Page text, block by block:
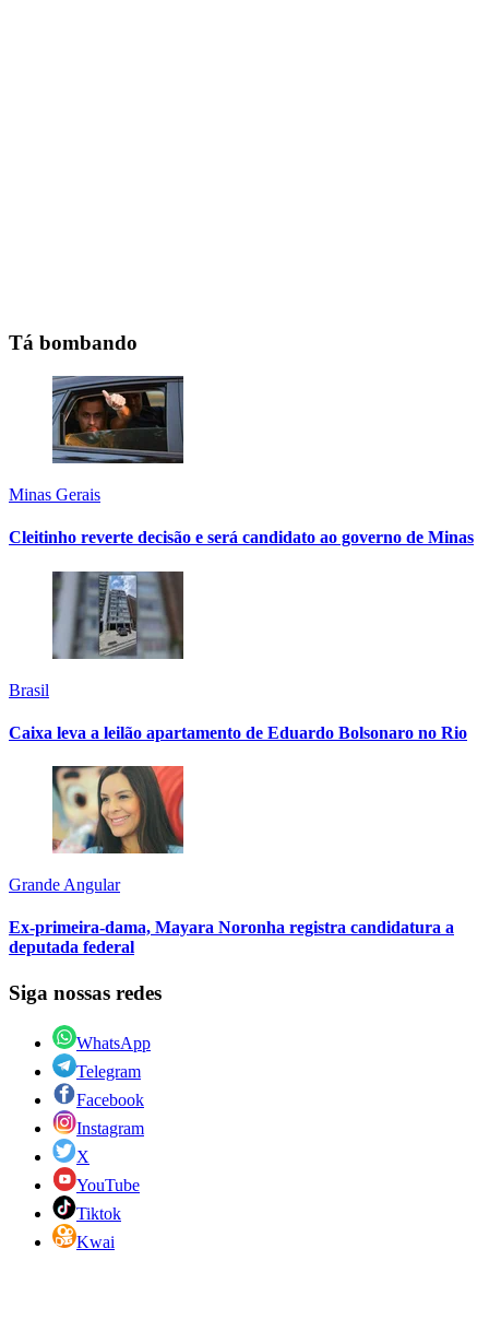
Tá bombando
Minas Gerais
Cleitinho reverte decisão e será candidato ao governo de Minas
Brasil
Caixa leva a leilão apartamento de Eduardo Bolsonaro no Rio
Grande Angular
Ex-primeira-dama, Mayara Noronha registra candidatura a
deputada federal
Siga nossas redes
WhatsApp
Telegram
Facebook
Instagram
X
YouTube
Tiktok
Kwai